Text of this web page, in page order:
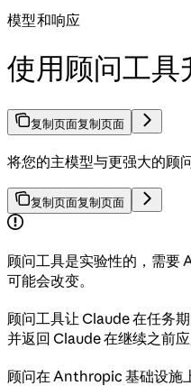
模型和响应
使用顾问工具
复制页面复制页面
将您的主模型与更强大的顾
复制页面复制页面
顾问工具是实验性的，需
可能会改变。
顾问工具让 Claude 在任务
并返回 Claude 在继续之前应
顾问在 Anthropic 基础设施